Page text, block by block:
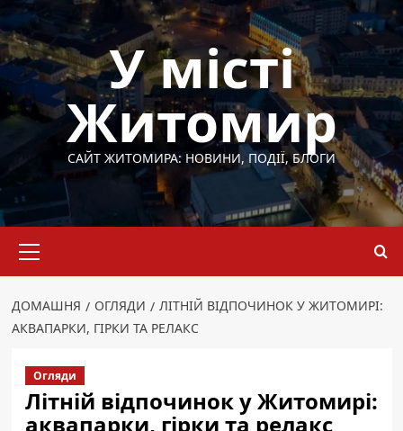
Перейти
до
вмісту
У місті
Житомир
САЙТ ЖИТОМИРА: НОВИНИ, ПОДІЇ, БЛОГИ
меню
ДОМАШНЯ ОГЛЯДИ
ЛІТНІЙ ВІДПОЧИНОК У ЖИТОМИРІ:
АКВАПАРКИ, ГІРКИ ТА РЕЛАКС
Огляди
Літній відпочинок у Житомирі:
аквапарки, гірки та релакс